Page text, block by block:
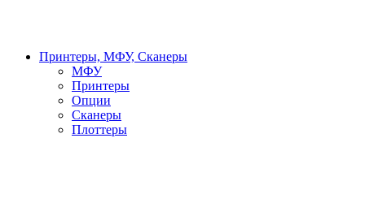
Принтеры, МФУ, Сканеры
МФУ
Принтеры
Опции
Сканеры
Плоттеры